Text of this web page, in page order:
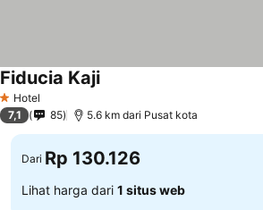
1 Bintang
Hotel
Fiducia KajiLihat harga
7,1 85 5.6 km dari Pusat kota
Dari Rp 130.126
Lihat harga dari 1 situs web